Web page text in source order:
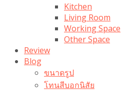
Kitchen
Living Room
Working Space
Other Space
Review
Blog
ขนาดรูป
โทนสีบอกนิสัย